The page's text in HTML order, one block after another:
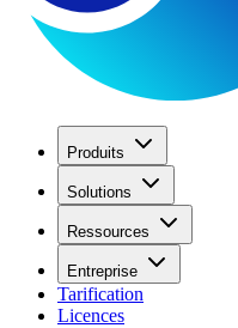
Produits
Solutions
Ressources
Entreprise
Tarification
Licences